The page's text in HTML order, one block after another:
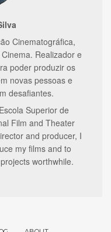
Cinematográfica,
Realizador e
poder produzir os
novas pessoas e
desafiantes.
Superior de
Film and Theater
and producer, I
my films and to
worthwhile.